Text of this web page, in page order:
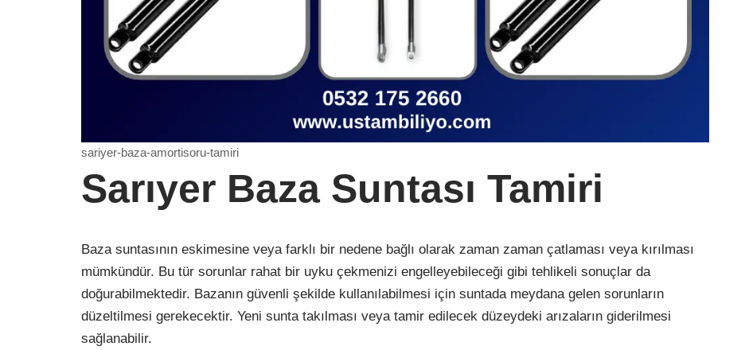
sariyer-baza-amortisoru-tamiri
Sarıyer Baza Suntası Tamiri
Baza suntasının eskimesine veya farklı bir nedene bağlı olarak zaman zaman çatlaması veya kırılması
mümkündür. Bu tür sorunlar rahat bir uyku çekmenizi engelleyebileceği gibi tehlikeli sonuçlar da
doğurabilmektedir. Bazanın güvenli şekilde kullanılabilmesi için suntada meydana gelen sorunların
düzeltilmesi gerekecektir. Yeni sunta takılması veya tamir edilecek düzeydeki arızaların giderilmesi
sağlanabilir.